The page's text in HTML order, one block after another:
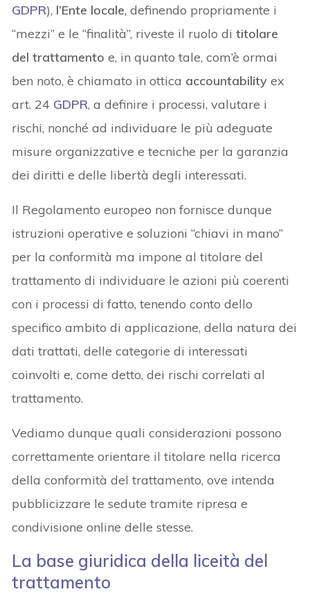
GDPR), l’Ente locale, definendo propriamente i
“mezzi” e le “finalità”, riveste il ruolo dititolare
del trattamento e, in quanto tale, com’è ormai
ben noto, è chiamato in ottica accountability ex
art. 24 GDPR, a definire i processi, valutare i
rischi, nonché ad individuare le più adeguate
misure organizzative e tecniche per la garanzia
dei diritti e delle libertà degli interessati.
Il Regolamento europeo non fornisce dunque
istruzioni operative e soluzioni “chiavi in mano”
per la conformità ma impone al titolare del
trattamento di individuare le azioni più coerenti
con i processi di fatto, tenendo conto dello
specifico ambito di applicazione, della natura dei
dati trattati, delle categorie di interessati
coinvolti e, come detto, dei rischi correlati al
trattamento.
Vediamo dunque quali considerazioni possono
correttamente orientare il titolare nella ricerca
della conformità del trattamento, ove intenda
pubblicizzare le sedute tramite ripresa e
condivisione online delle stesse.
La base giuridica della liceità del
trattamento